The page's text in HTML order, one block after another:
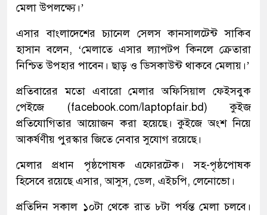
মেলা উপলক্ষ্যে।’
এসার বাংলাদেশের চ্যানেল সেলস কানসালটেন্ট সাকিব
হাসান বলেন, ‘মেলাতে এসার ল্যাপটপ কিনলে ক্রেতারা
নিশ্চিত উপহার পাবেন। ছাড় ও ডিসকাউন্ট থাকবে মেলায়।’
প্রতিবারের মতো এবারো মেলার অফিসিয়াল ফেইসবুক
পেইজে (facebook.com/laptopfair.bd) কুইজ
প্রতিযোগিতার আয়োজন করা হয়েছে। কুইজে অংশ নিয়ে
আকর্ষণীয় পুরস্কার জিতে নেবার সুযোগ রয়েছে।
মেলার প্রধান পৃষ্ঠপোষক এফোরটেক। সহ-পৃষ্ঠপোষক
হিসেবে রয়েছে এসার, আসুস, ডেল, এইচপি, লেনোভো।
প্রতিদিন সকাল ১০টা থেকে রাত ৮টা পর্যন্ত মেলা চলবে।